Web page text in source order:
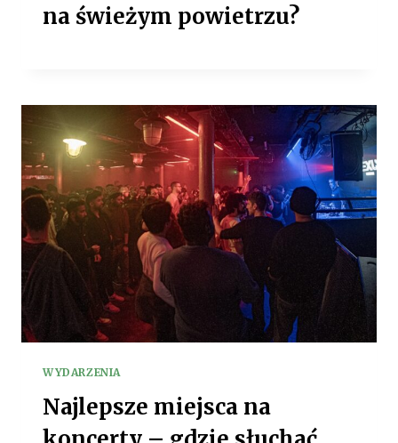
na świeżym powietrzu?
WYDARZENIA
Najlepsze miejsca na